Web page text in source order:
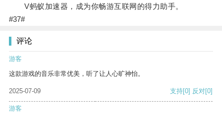
V蚂蚁加速器，成为你畅游互联网的得力助手。
#37#
评论
游客
这款游戏的音乐非常优美，听了让人心旷神怡。
2025-07-09 支持[0] 反对[0]
游客